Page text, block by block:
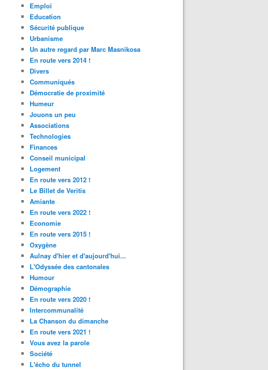
Emploi
Education
Sécurité publique
Urbanisme
Un autre regard par Marc Masnikosa
En route vers 2014 !
Divers
Communiqués
Démocratie de proximité
Humeur
Jouons un peu
Associations
Technologies
Finances
Conseil municipal
Logement
En route vers 2012 !
Le Billet de Veritis
Amiante
En route vers 2022 !
Economie
En route vers 2015 !
Oxygène
Aulnay d'hier et d'aujourd'hui...
L'Odyssée des cantonales
Humour
Démographie
En route vers 2020 !
Intercommunalité
La Chanson du dimanche
En route vers 2021 !
Vous avez la parole
Société
L'écho du tunnel